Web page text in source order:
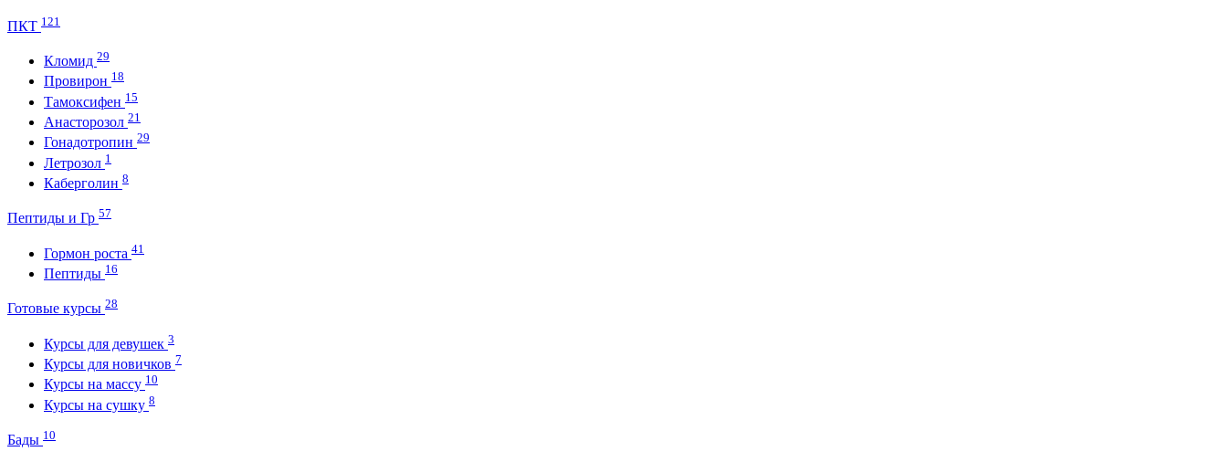
ПКТ 121
Кломид 29
Провирон 18
Тамоксифен 15
Анасторозол 21
Гонадотропин 29
Летрозол 1
Каберголин 8
Пептиды и Гр 57
Гормон роста 41
Пептиды 16
Готовые курсы 28
Курсы для девушек 3
Курсы для новичков 7
Курсы на массу 10
Курсы на сушку 8
Бады 10